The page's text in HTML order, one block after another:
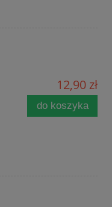
12,90 zł
do koszyka